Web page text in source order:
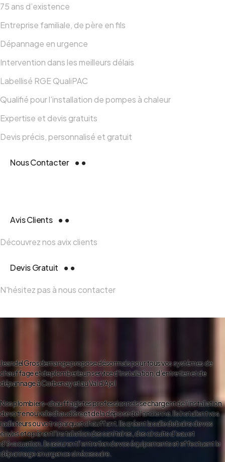
75 ans d’existence
Entreprise familiale, de père en fils
Dépannage en urgence
Intervention dans les meilleurs délais
Labellisé RGE QualiPAC
Qualifié pour l’installation de pompes à chaleur
Expertise et devis gratuits
Devis précis, personnalisé et gratuit
Nous Contacter
Avis Clients
Découvrez nos avix clients
Devis Gratuit
N'hésitez pas à nous contacter
Jeandel Grosdemange propose désormais pour tous vos systèmes de
chauffage et de plomberie un service d’installation, d’entretien et de
dépannage à Corbenay et au Val d'Ajol
Nos plombiers-chauffagistes professionnels se chargent de l’installation
de votre nouvelle chaudière et de la dépose de l’ancienne. Ils installent vos
radiateurs ou votre parquet chauffant. Ils créent la salle de bains de vos
envies et opèrent l’installation des sanitaires, des circuits d’eau et
d’évacuation. Ils assurent l’entretien de vos équipements et effectuent le
dépannage en urgence si nécessaire.